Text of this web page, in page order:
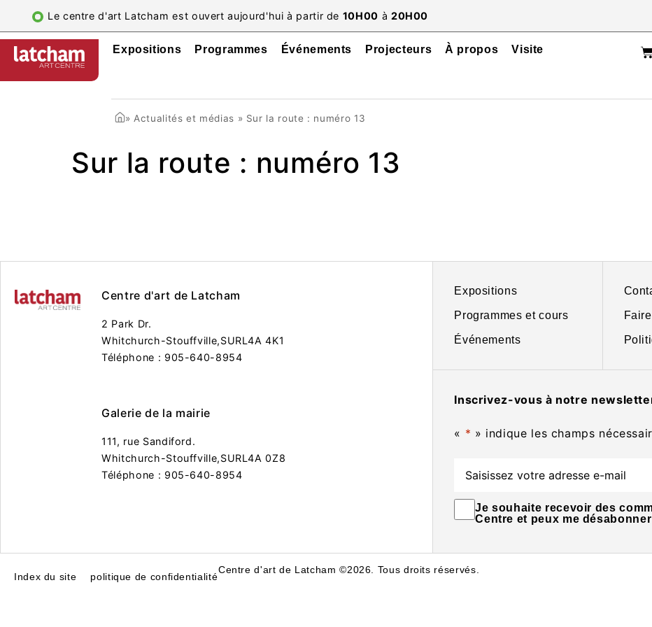
Le centre d'art Latcham est ouvert aujourd'hui à partir de 10H00 à 20H00
Expositions Programmes Événements Projecteurs À propos Visite
» Actualités et médias » Sur la route : numéro 13
Sur la route : numéro 13
Centre d'art de Latcham
2 Park Dr.
Whitchurch-Stouffville,SURL4A 4K1
Téléphone : 905-640-8954
Galerie de la mairie
111, rue Sandiford.
Whitchurch-Stouffville,SURL4A 0Z8
Téléphone : 905-640-8954
Expositions
Programmes et cours
Événements
Inscrivez-vous à notre
« * » indique les champs
mail*
Consentement*
Je souhaite recevoir des
Centre et peux me
Index du site politique de confidentialité
Centre d'art de Latcham ©2026. Tous droits réservés.